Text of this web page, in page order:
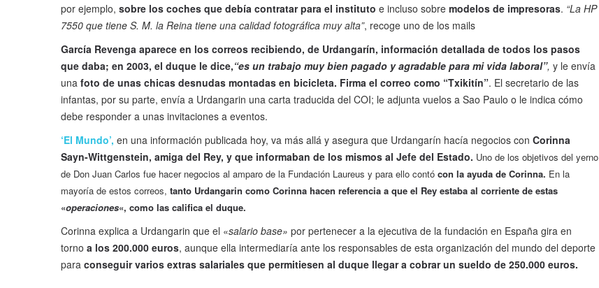
por ejemplo, sobre los coches que debía contratar para el instituto e incluso sobre modelos de impresoras. “La HP
7550 que tiene S. M. la Reina tiene una calidad fotográfica muy alta”, recoge uno de los mails
García Revenga aparece en los correos recibiendo, de Urdangarín, información detallada de todos los pasos
que daba; en 2003, el duque le dice,“es un trabajo muy bien pagado y agradable para mi vida laboral”, y le envía
una foto de unas chicas desnudas montadas en bicicleta. Firma el correo como “Txikitín”. El secretario de las
infantas, por su parte, envía a Urdangarin una carta traducida del COI; le adjunta vuelos a Sao Paulo o le indica cómo
debe responder a unas invitaciones a eventos.
‘El Mundo’, en una información publicada hoy, va más allá y asegura que Urdangarín hacía negocios con Corinna
Sayn-Wittgenstein, amiga del Rey, y que informaban de los mismos al Jefe del Estado. Uno de los objetivos del yerno
de Don Juan Carlos fue hacer negocios al amparo de la Fundación Laureus y para ello contó con la ayuda de Corinna. En la
mayoría de estos correos, tanto Urdangarin como Corinna hacen referencia a que el Rey estaba al corriente de estas
«operaciones«, como las califica el duque.
Corinna explica a Urdangarin que el «salario base» por pertenecer a la ejecutiva de la fundación en España gira en
torno a los 200.000 euros, aunque ella intermediaría ante los responsables de esta organización del mundo del deporte
para conseguir varios extras salariales que permitiesen al duque llegar a cobrar un sueldo de 250.000 euros.